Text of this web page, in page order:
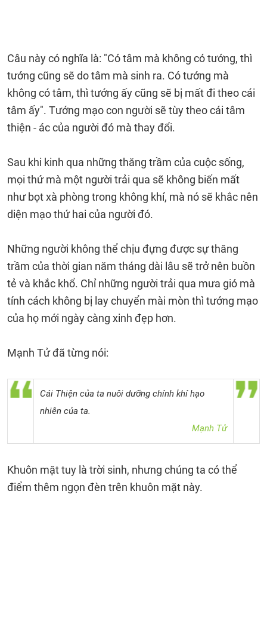
Câu này có nghĩa là: "Có tâm mà không có tướng, thì
tướng cũng sẽ do tâm mà sinh ra. Có tướng mà
không có tâm, thì tướng ấy cũng sẽ bị mất đi theo cái
tâm ấy". Tướng mạo con người sẽ tùy theo cái tâm
thiện - ác của người đó mà thay đổi.
Sau khi kinh qua những thăng trầm của cuộc sống,
mọi thứ mà một người trải qua sẽ không biến mất
như bọt xà phòng trong không khí, mà nó sẽ khắc nên
diện mạo thứ hai của người đó.
Những người không thể chịu đựng được sự thăng
trầm của thời gian năm tháng dài lâu sẽ trở nên buồn
tẻ và khắc khổ. Chỉ những người trải qua mưa gió mà
tính cách không bị lay chuyển mài mòn thì tướng mạo
của họ mới ngày càng xinh đẹp hơn.
Mạnh Tử đã từng nói:
Cái Thiện của ta nuôi dưỡng chính khí hạo
nhiên của ta.
Mạnh Tử
Khuôn mặt tuy là trời sinh, nhưng chúng ta có thể
điểm thêm ngọn đèn trên khuôn mặt này.